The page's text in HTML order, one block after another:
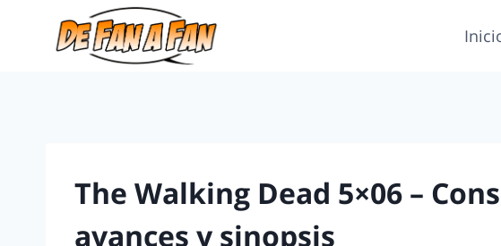
The Walking Dead 5×06 –
avances y sinopsis